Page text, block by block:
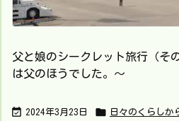
父と娘のシークレット旅行（そ
は父のほうでした。～
 2024年3月23日  日々のくらしか